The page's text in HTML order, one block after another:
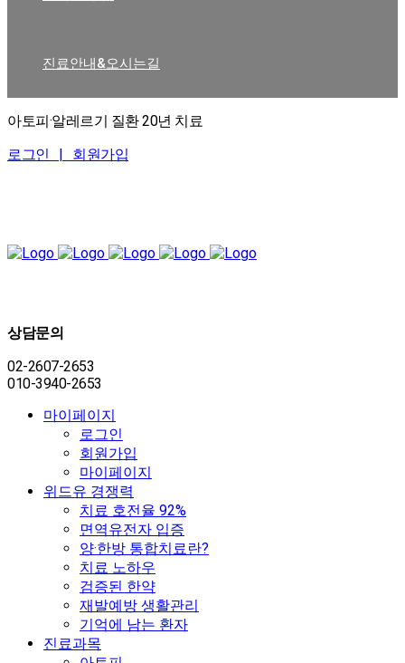
진료안내&오시는길
아토피·알레르기 질환 20년 치료
로그인 | 회원가입
상담문의
02-2607-2653
010-3940-2653
마이페이지
로그인
회원가입
마이페이지
위드유 경쟁력
치료 호전율 92%
면역유전자 입증
양·한방 통합치료란?
치료 노하우
검증된 한약
재발예방 생활관리
기억에 남는 환자
진료과목